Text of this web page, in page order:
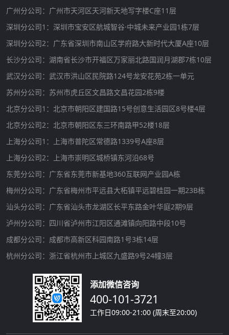
广州分公司：广州市天河区天河新天地写字楼C座11层
深圳分公司1：深圳市宝安区航城智谷·中城未来产业园1栋7层
深圳分公司2：广东省深圳市南山区学府路大新时代大厦A座10层
长沙分公司：湖南省长沙市开福区万家丽北路国润月湖郡7栋10层
武汉分公司：武汉市洪山区民院路124号龙安花苑2栋一单元
苏州分公司：苏州市虎丘区文昌路文昌花园2栋9楼
北京分公司1：北京市朝阳区建国路15号创意生活园区8号楼4层
北京分公司2：北京市朝阳区东三环南路甲52楼18层
上海分公司1：上海市普陀区常德路1339号A座8层
上海分公司2：上海市崇明区城桥镇东河沿68号
东莞分公司：广东省东莞市新基地360互联网产业园A栋
梅州分公司：广东省梅州市平远县大柘镇平远碧桂园一期23B栋
汕头分公司：广东省汕头市龙湖区长平东路金叶华庭2期9层
泸州分公司：四川省泸州市江阳区通滩镇向阳路中段10号
成都分公司：成都市高新区科园南路1号3栋14层
杭州分公司：浙江省杭州市上城区九盛路9号24幢3层
添加微信咨询
400-101-3721
工作日09:00-21:00 (周末至20:00)